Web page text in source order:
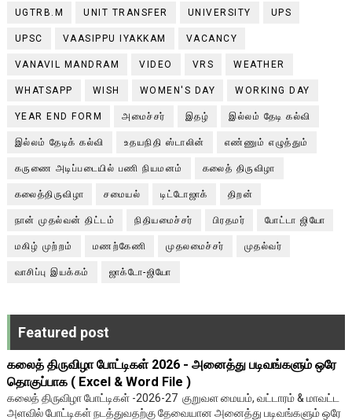
UGTRB.M UNIT TRANSFER UNIVERSITY UPS
UPSC VAASIPPU IYAKKAM VACANCY
VANAVIL MANDRAM VIDEO VRS WEATHER
WHATSAPP WISH WOMEN'S DAY WORKING DAY
YEAR END FORM அமைச்சர் இதழ் இல்லம் தேடி கல்வி
இல்லம் தேடிக் கல்வி உதயநிதி ஸ்டாலின் எண்ணும் எழுத்தும்
கருணை அடிப்படையில் பணி நியமனம் கலைத் திருவிழா
கலைத்திருவிழா சமையல் டிட்டோஜாக் திறன்
நான் முதல்வன் திட்டம் நிதியமைச்சர் பிரதமர் போட்டா ஜியோ
மகிழ் முற்றம் மணற்கேணி முதலமைச்சர் முதல்வர்
வாசிப்பு இயக்கம் ஜாக்டோ-ஜியோ
Featured post
கலைத் திருவிழா போட்டிகள் 2026 - அனைத்து படிவங்களும் ஒரே
தொகுப்பாக ( Excel & Word File )
கலைத் திருவிழா போட்டிகள் -2026-27 குறுவள மையம், வட்டாரம் & மாவட்ட
அளவில் போட்டிகள் நடத்துவதற்கு தேவையான அனைத்து படிவங்களும் ஒரே